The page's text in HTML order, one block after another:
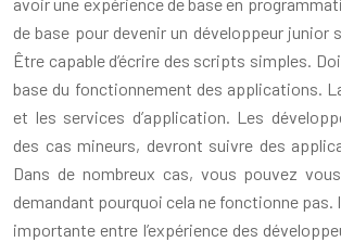
de base pour devenir un développeur junior
Être capable d’écrire des scripts simples.
base du fonctionnement des applications.
et les services d’application. Les
des cas mineurs, devront suivre des
Dans de nombreux cas, vous pouvez
demandant pourquoi cela ne fonctionne pas.
importante entre l’expérience des